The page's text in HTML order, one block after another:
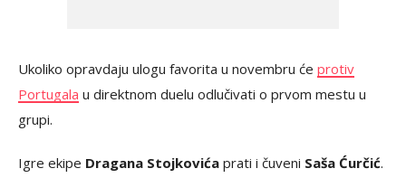
Ukoliko opravdaju ulogu favorita u novembru će protiv
Portugala u direktnom duelu odlučivati o prvom mestu u
grupi.
Igre ekipe Dragana Stojkovića prati i čuveni Saša Ćurčić.